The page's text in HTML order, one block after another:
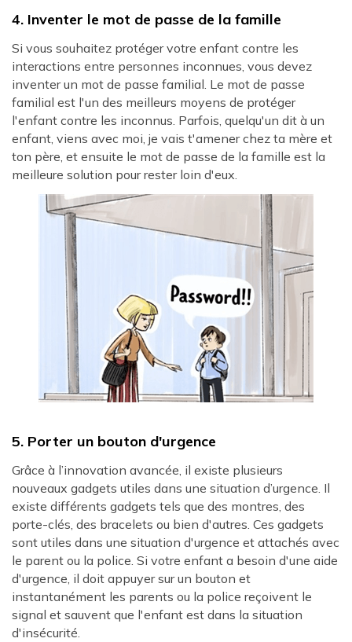
4. Inventer le mot de passe de la famille
Si vous souhaitez protéger votre enfant contre les
interactions entre personnes inconnues, vous devez
inventer un mot de passe familial. Le mot de passe
familial est l'un des meilleurs moyens de protéger
l'enfant contre les inconnus. Parfois, quelqu'un dit à un
enfant, viens avec moi, je vais t'amener chez ta mère et
ton père, et ensuite le mot de passe de la famille est la
meilleure solution pour rester loin d'eux.
5. Porter un bouton d'urgence
Grâce à l’innovation avancée, il existe plusieurs
nouveaux gadgets utiles dans une situation d’urgence. Il
existe différents gadgets tels que des montres, des
porte-clés, des bracelets ou bien d'autres. Ces gadgets
sont utiles dans une situation d'urgence et attachés avec
le parent ou la police. Si votre enfant a besoin d'une aide
d'urgence, il doit appuyer sur un bouton et
instantanément les parents ou la police reçoivent le
signal et sauvent que l'enfant est dans la situation
d'insécurité.